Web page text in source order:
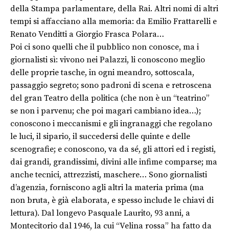
della Stampa parlamentare, della Rai. Altri nomi di altri
tempi si affacciano alla memoria: da Emilio Frattarelli e
Renato Venditti a Giorgio Frasca Polara…
Poi ci sono quelli che il pubblico non conosce, ma i
giornalisti sì: vivono nei Palazzi, li conoscono meglio
delle proprie tasche, in ogni meandro, sottoscala,
passaggio segreto; sono padroni di scena e retroscena
del gran Teatro della politica (che non è un “teatrino”
se non i parvenu; che poi magari cambiano idea…);
conoscono i meccanismi e gli ingranaggi che regolano
le luci, il sipario, il succedersi delle quinte e delle
scenografie; e conoscono, va da sé, gli attori ed i registi,
dai grandi, grandissimi, divini alle infime comparse; ma
anche tecnici, attrezzisti, maschere… Sono giornalisti
d’agenzia, forniscono agli altri la materia prima (ma
non bruta, è già elaborata, e spesso include le chiavi di
lettura). Dal longevo Pasquale Laurito, 93 anni, a
Montecitorio dal 1946, la cui “Velina rossa” ha fatto da